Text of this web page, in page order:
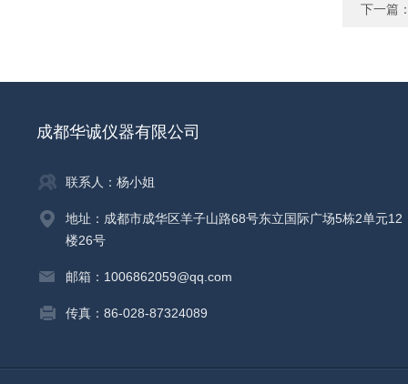
下一篇
成都华诚仪器有限公司
联系人：杨小姐
地址：成都市成华区羊子山路68号东立国际广场5栋2单元12
楼26号
邮箱：1006862059@qq.com
传真：86-028-87324089